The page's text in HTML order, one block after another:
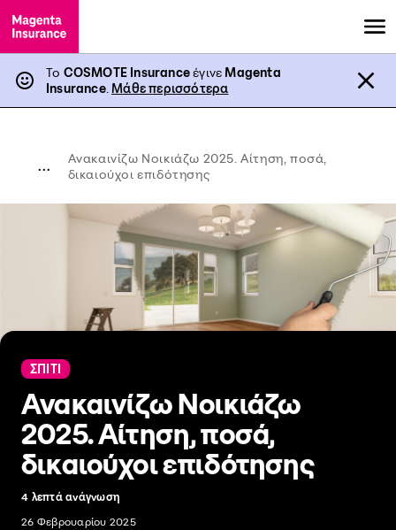
Το COSMOTE InsuranceέγινεMagenta
Insurance. Μάθε περισσότερα
...
Ανακαινίζω Νοικιάζω 2025. Αίτηση, ποσά,
δικαιούχοι επιδότησης
ΣΠΙΤΙ
Ανακαινίζω Νοικιάζω
2025. Αίτηση, ποσά,
δικαιούχοι επιδότησης
4 λεπτά ανάγνωση
26 Φεβρουαρίου 2025